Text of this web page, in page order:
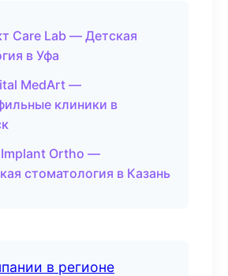
Care Lab — Детская
в Уфа
MedArt —
клиники в
Ortho —
стоматология в Казань
в регионе